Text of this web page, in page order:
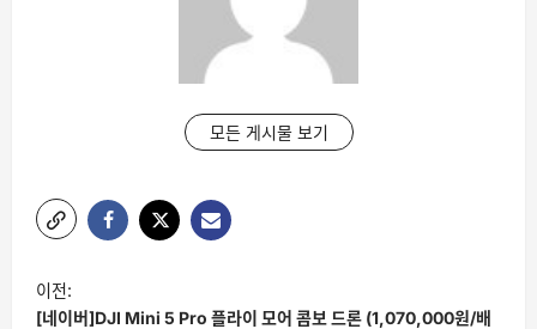
모든 게시물 보기
글
탐
이전:
[네이버]DJI Mini 5 Pro 플라이 모어 콤보 드론 (1,070,000원/배